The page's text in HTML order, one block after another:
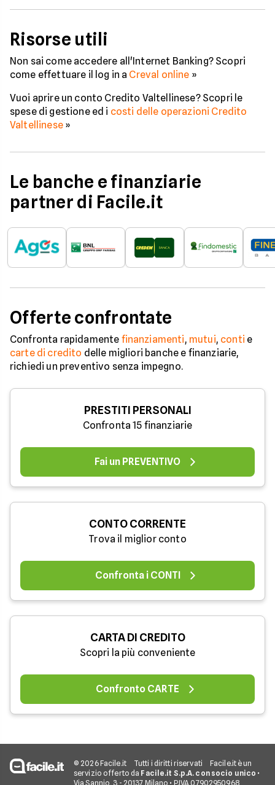
Risorse utili
Non sai come accedere all'Internet Banking? Scopri
come effettuare il log in a Creval online »
Vuoi aprire un conto Credito Valtellinese? Scopri le
spese di gestione ed i costi delle operazioni Credito
Valtellinese»
Le banche e finanziarie
partner di Facile.it
Offerte confrontate
Confronta rapidamente finanziamenti, mutui, conti e
carte di credito delle migliori banche e finanziarie,
richiedi un preventivo senza impegno.
PRESTITI PERSONALI
Confronta 15 finanziarie
Fai un PREVENTIVO
CONTO CORRENTE
Trova il miglior conto
Confronta i CONTI
CARTA DI CREDITO
Scopri la più conveniente
Confronto CARTE
© 2026 Facile.it Tutti i diritti riservati
Facile.it è un
servizio offerto da Facile.it S.p.A. con socio unico •
Via Sannio, 3 - 20137 Milano • P.IVA 07902950968